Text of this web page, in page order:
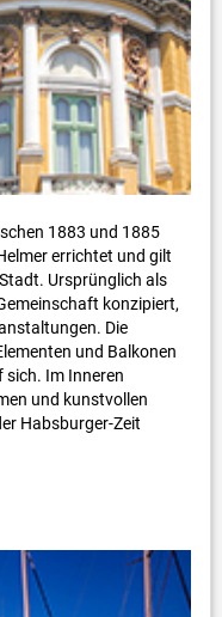
1883 und 1885
errichtet und gilt
Ursprünglich als
konzipiert,
Die
und Balkonen
sich. Im Inneren
und kunstvollen
Habsburger-Zeit